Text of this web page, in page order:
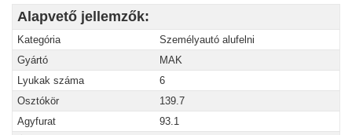
Alapvető jellemzők:
Kategória
Személyautó alufelni
Gyártó
MAK
Lyukak száma
6
Osztókör
139.7
Agyfurat
93.1